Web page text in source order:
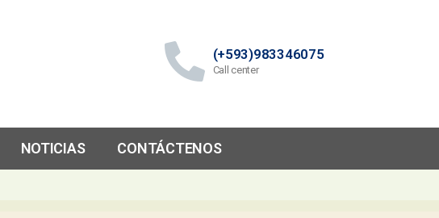
(+593)983346075
Call center
NOTICIAS CONTÁCTENOS